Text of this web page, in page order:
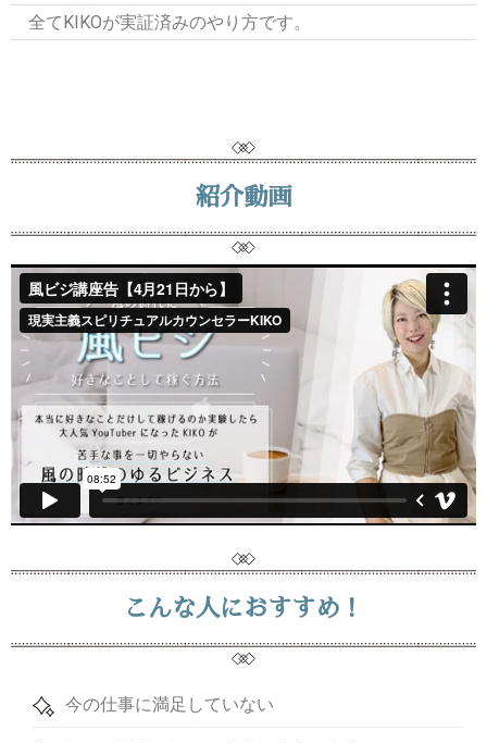
全てKIKOが実証済みのやり方です。
紹介動画
こんな人におすすめ！
今の仕事に満足していない